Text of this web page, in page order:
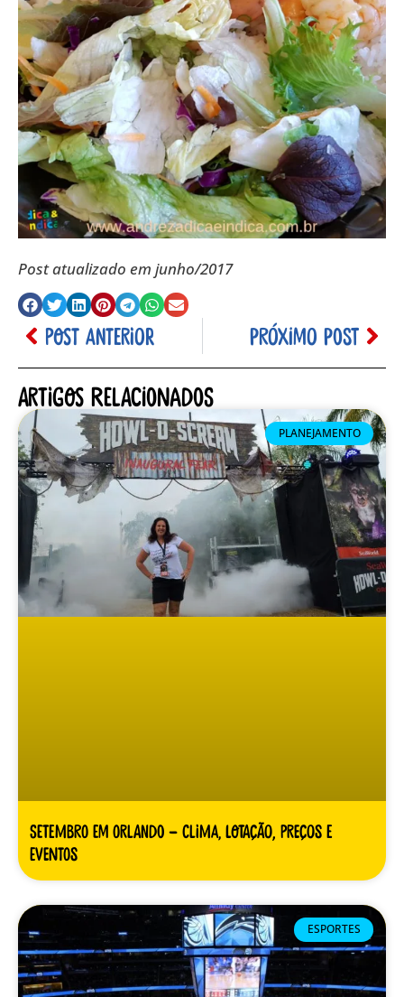
Post atualizado em junho/2017
POST ANTERIOR PRÓXIMO POST
Artigos relacionados
PLANEJAMENTO
Setembro em Orlando – clima, lotação, preços e
eventos
ESPORTES